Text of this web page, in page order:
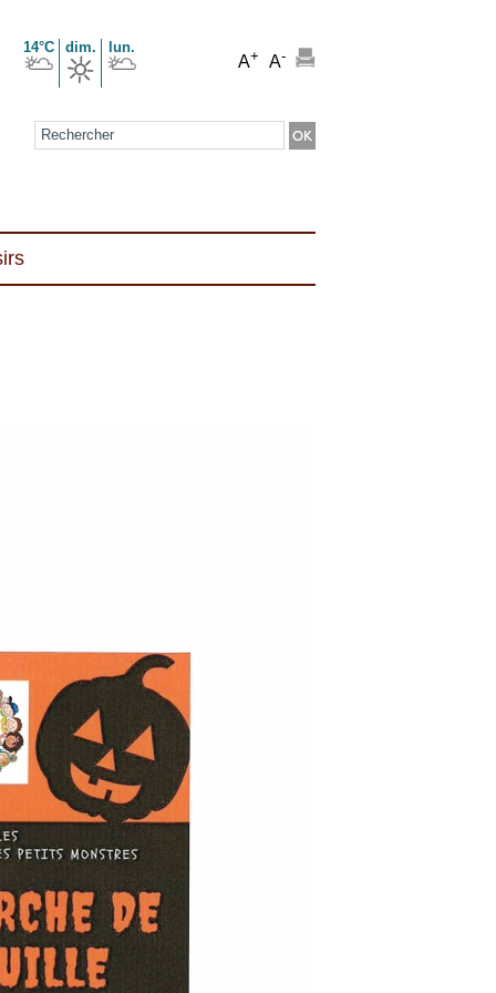
14°C dim. lun.
A+ A-
Formulaire de recherche